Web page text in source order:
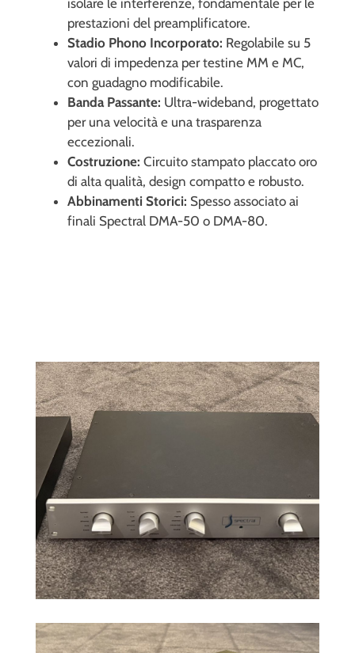
prestazioni del preamplificatore.
Stadio Phono Incorporato: Regolabile su 5
valori di impedenza per testine MM e MC,
con guadagno modificabile.
Banda Passante: Ultra-wideband, progettato
per una velocità e una trasparenza
eccezionali.
Costruzione: Circuito stampato placcato oro
di alta qualità, design compatto e robusto.
Abbinamenti Storici: Spesso associato ai
finali Spectral DMA-50 o DMA-80.